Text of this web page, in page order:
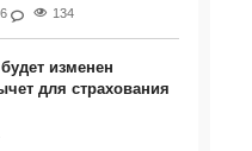
134
изменен
для страхования